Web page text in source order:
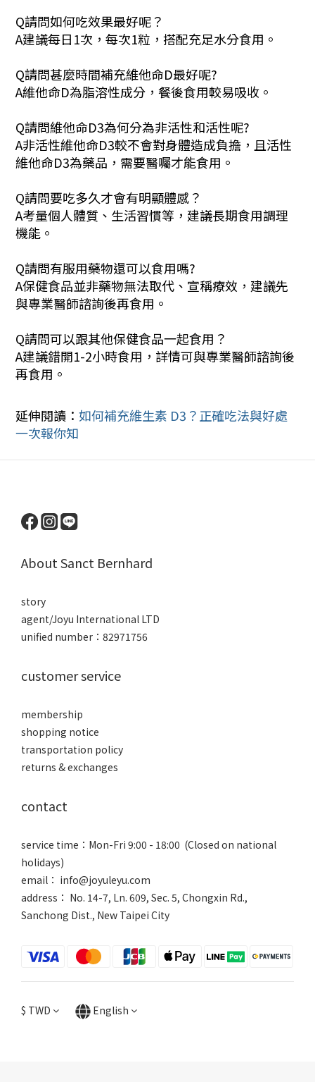
Q請問如何吃效果最好呢？
A建議每日1次，每次1粒，搭配充足水分食用。
Q請問甚麼時間補充維他命D最好呢?
A維他命D為脂溶性成分，餐後食用較易吸收。
Q請問維他命D3為何分為非活性和活性呢?
A非活性維他命D3較不會對身體造成負擔，且活性
維他命D3為藥品，需要醫囑才能食用。
Q請問要吃多久才會有明顯體感？
A考量個人體質、生活習慣等，建議長期食用調理
機能。
Q請問有服用藥物還可以食用嗎?
A保健食品並非藥物無法取代、宣稱療效，建議先
與專業醫師諮詢後再食用。
Q請問可以跟其他保健食品一起食用？
A建議錯開1-2小時食用，詳情可與專業醫師諮詢後
再食用。
延伸閱讀： 如何補充維生素 D3？正確吃法與好處
一次報你知
About Sanct Bernhard
story
agent/Joyu International LTD
unified number：82971756
customer service
membership
shopping notice
transportation policy
returns & exchanges
contact
service time：Mon-Fri 9:00 - 18:00 (Closed on national
holidays)
email： info@joyuleyu.com
address： No. 14-7, Ln. 609, Sec. 5, Chongxin Rd.,
Sanchong Dist., New Taipei City
$ TWD English